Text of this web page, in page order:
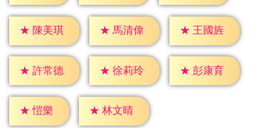
★ 陳美琪 ★ 馬清偉 ★ 王國旌
★ 許常德 ★ 徐莉玲 ★ 彭康育
★ 愷樂 ★ 林文晴